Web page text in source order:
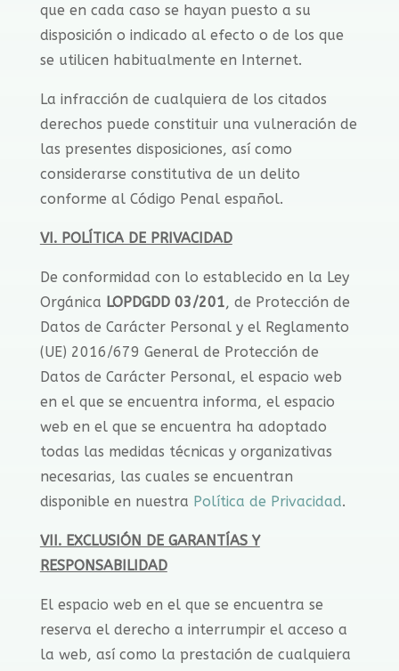
que en cada caso se hayan puesto a su
disposición o indicado al efecto o de los que
se utilicen habitualmente en Internet.
La infracción de cualquiera de los citados
derechos puede constituir una vulneración de
las presentes disposiciones, así como
considerarse constitutiva de un delito
conforme al Código Penal español.
VI. POLÍTICA DE PRIVACIDAD
De conformidad con lo establecido en la Ley
Orgánica LOPDGDD 03/201, de Protección de
Datos de Carácter Personal y el Reglamento
(UE) 2016/679 General de Protección de
Datos de Carácter Personal, el espacio web
en el que se encuentra informa, el espacio
web en el que se encuentra ha adoptado
todas las medidas técnicas y organizativas
necesarias, las cuales se encuentran
disponible en nuestra Política de Privacidad.
VII. EXCLUSIÓN DE GARANTÍAS Y
RESPONSABILIDAD
El espacio web en el que se encuentra se
reserva el derecho a interrumpir el acceso a
la web, así como la prestación de cualquiera